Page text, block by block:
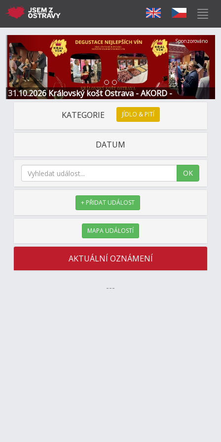
31.10.2026 Královský košt Ostrava - AKORD -
Restaurace a Hotel
Předchozí Další
Sponzorováno
KATEGORIE JÍDLO & PITÍ
DATUM
OK
+ PŘIDAT UDÁLOST
MAPA UDÁLOSTÍ
AKTUÁLNÍ OZNÁMENÍ
---